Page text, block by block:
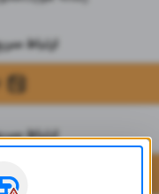
ارتباط
ارتباط